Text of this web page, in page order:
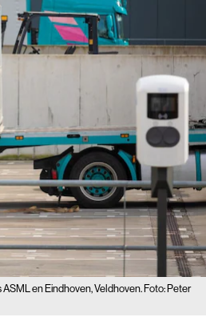
ASML en Eindhoven, Veldhoven. Foto: Peter